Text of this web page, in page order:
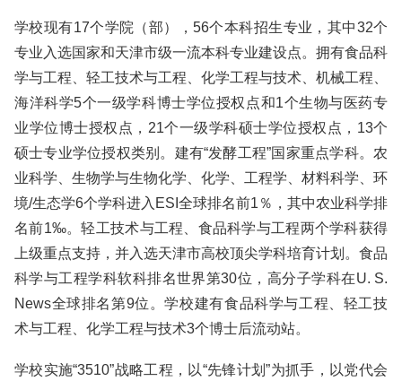
学校现有17个学院（部），56个本科招生专业，其中32个
专业入选国家和天津市级一流本科专业建设点。拥有食品科
学与工程、轻工技术与工程、化学工程与技术、机械工程、
海洋科学5个一级学科博士学位授权点和1个生物与医药专
业学位博士授权点，21个一级学科硕士学位授权点，13个
硕士专业学位授权类别。建有“发酵工程”国家重点学科。农
业科学、生物学与生物化学、化学、工程学、材料科学、环
境/生态学6个学科进入ESI全球排名前1％，其中农业科学排
名前1‰。轻工技术与工程、食品科学与工程两个学科获得
上级重点支持，并入选天津市高校顶尖学科培育计划。食品
科学与工程学科软科排名世界第30位，高分子学科在U. S.
News全球排名第9位。学校建有食品科学与工程、轻工技
术与工程、化学工程与技术3个博士后流动站。
学校实施“3510”战略工程，以“先锋计划”为抓手，以党代会